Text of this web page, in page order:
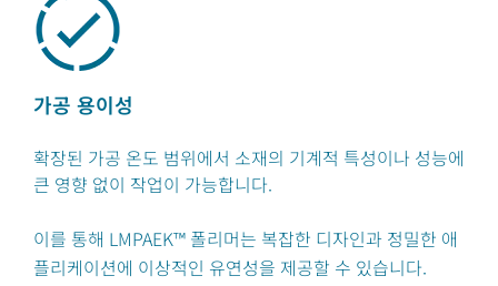
가공 용이성
확장된 가공 온도 범위에서 소재의 기계적 특성이나 성능에
큰 영향 없이 작업이 가능합니다.
이를 통해 LMPAEK™ 폴리머는 복잡한 디자인과 정밀한 애
플리케이션에 이상적인 유연성을 제공할 수 있습니다.